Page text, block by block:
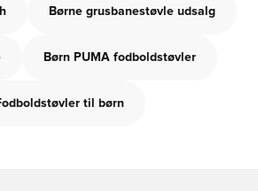
Børne grusbanestøvle udsalg
Børn PUMA fodboldstøvler
til børn